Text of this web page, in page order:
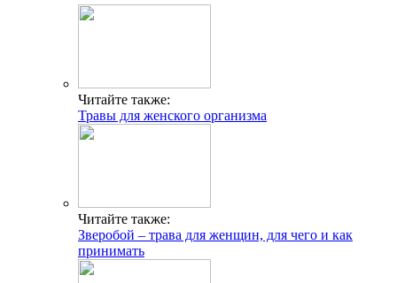
Читайте также:
Травы для женского организма
Читайте также:
Зверобой – трава для женщин, для чего и как
принимать